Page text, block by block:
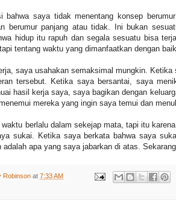
bahwa saya tidak menentang konsep
berumur panjang atau tidak. Ini bukan
hidup itu rapuh dan segala sesuatu bisa
tentang waktu yang dimanfaatkan dengan
saya usahakan semaksimal mungkin.
tersebut. Ketika saya bersantai, saya
hasil kerja saya, saya bagikan dengan
mereka yang ingin saya temui dan
waktu berlalu dalam sekejap mata, tapi itu
sukai. Ketika saya berkata bahwa saya
apa yang saya jabarkan di atas.
Robinson at 7:33 AM